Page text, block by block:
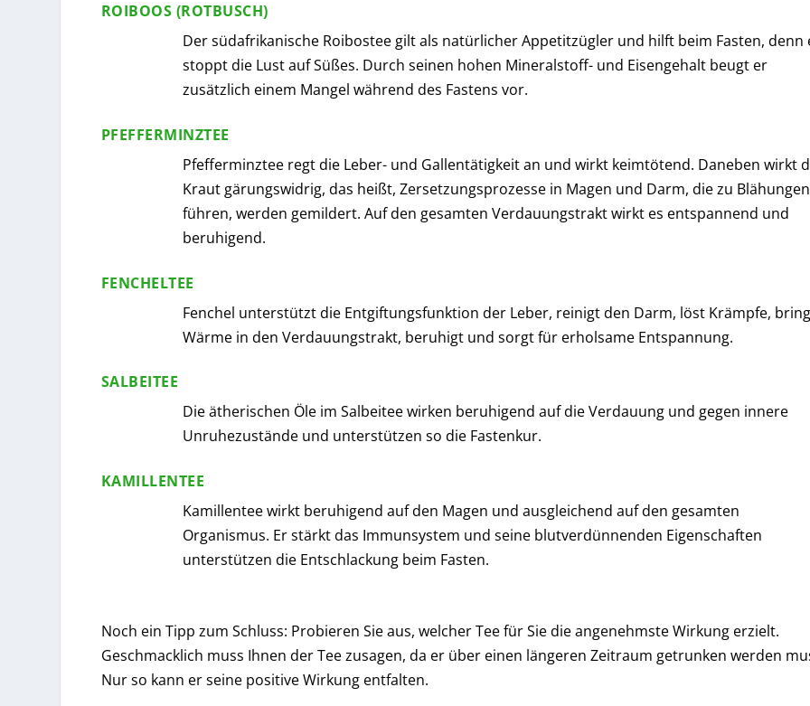
ROIBOOS (ROTBUSCH)
Der südafrikanische Roibostee gilt als natürlicher Appetitzügler und hilft beim Fasten, denn
stoppt die Lust auf Süßes. Durch seinen hohen Mineralstoff- und Eisengehalt beugt er
zusätzlich einem Mangel während des Fastens vor.
PFEFFERMINZTEE
Pfefferminztee regt die Leber- und Gallentätigkeit an und wirkt keimtötend. Daneben wirkt
Kraut gärungswidrig, das heißt, Zersetzungsprozesse in Magen und Darm, die zu Blähungen
führen, werden gemildert. Auf den gesamten Verdauungstrakt wirkt es entspannend und
beruhigend.
FENCHELTEE
Fenchel unterstützt die Entgiftungsfunktion der Leber, reinigt den Darm, löst Krämpfe,
Wärme in den Verdauungstrakt, beruhigt und sorgt für erholsame Entspannung.
SALBEITEE
Die ätherischen Öle im Salbeitee wirken beruhigend auf die Verdauung und gegen innere
Unruhezustände und unterstützen so die Fastenkur.
KAMILLENTEE
Kamillentee wirkt beruhigend auf den Magen und ausgleichend auf den gesamten
Organismus. Er stärkt das Immunsystem und seine blutverdünnenden Eigenschaften
unterstützen die Entschlackung beim Fasten.
Noch ein Tipp zum Schluss: Probieren Sie aus, welcher Tee für Sie die angenehmste Wirkung erzielt.
Geschmacklich muss Ihnen der Tee zusagen, da er über einen längeren Zeitraum getrunken werden
Nur so kann er seine positive Wirkung entfalten.